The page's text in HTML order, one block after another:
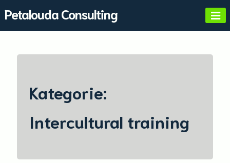
toPetalouda Consulting
Kategorie:
Intercultural training